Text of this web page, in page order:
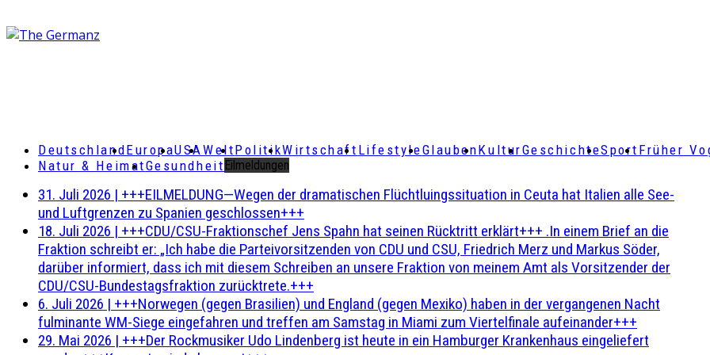
DeutschlandEuropaUSAWeltPolitikWirtschaft LifestyleGlaubenKulturGeschichteSport Früher
Natur & HeimatGesundheit Eilmeldungen
31. Juli 2026 | +++EILMELDUNG—Wegen der dramatischen Flüchtluingssituation in Ceuta hat Italien alle See-
und Luftgrenzen zu Spanien geschlossen+++
18. Juli 2026 | +++CDU/CSU-Fraktionschef Jens Spahn hat seinen Rücktritt erklärt+++ .In einem Brief an die
Fraktion schreibt er: „Ich habe die Parteivorsitzenden von CDU und CSU, Friedrich Merz und Markus Söder,
darüber informiert, dass ich mit diesem Schreiben an unsere Fraktion von meinem Amt als Vorsitzender der
CDU/CSU-Bundestagsfraktion zurücktrete.+++
6. Juli 2026 | +++Norwegen (gegen Brasilien) und England (gegen Mexiko) haben in der vergangenen Nacht
fulminante WM-Siege eingefahren und treffen am Samstag in Miami zum Viertelfinale aufeinander+++
29. Mai 2026 | +++Der Rockmusiker Udo Lindenberg ist heute in ein Hamburger Krankenhaus eingeliefert